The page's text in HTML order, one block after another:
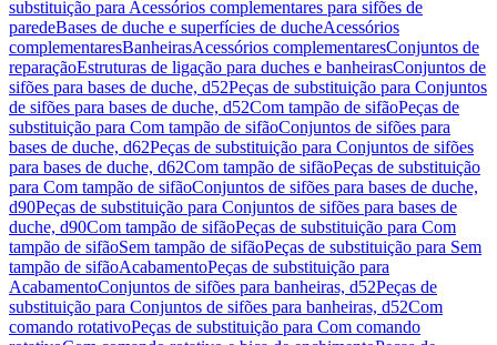
substituição para Acessórios complementares para sifões de
paredeBases de duche e superfícies de ducheAcessórios
complementaresBanheirasAcessórios complementaresConjuntos de
reparaçãoEstruturas de ligação para duches e banheirasConjuntos de
sifões para bases de duche, d52Peças de substituição para Conjuntos
de sifões para bases de duche, d52Com tampão de sifãoPeças de
substituição para Com tampão de sifãoConjuntos de sifões para
bases de duche, d62Peças de substituição para Conjuntos de sifões
para bases de duche, d62Com tampão de sifãoPeças de substituição
para Com tampão de sifãoConjuntos de sifões para bases de duche,
d90Peças de substituição para Conjuntos de sifões para bases de
duche, d90Com tampão de sifãoPeças de substituição para Com
tampão de sifãoSem tampão de sifãoPeças de substituição para Sem
tampão de sifãoAcabamentoPeças de substituição para
AcabamentoConjuntos de sifões para banheiras, d52Peças de
substituição para Conjuntos de sifões para banheiras, d52Com
comando rotativoPeças de substituição para Com comando